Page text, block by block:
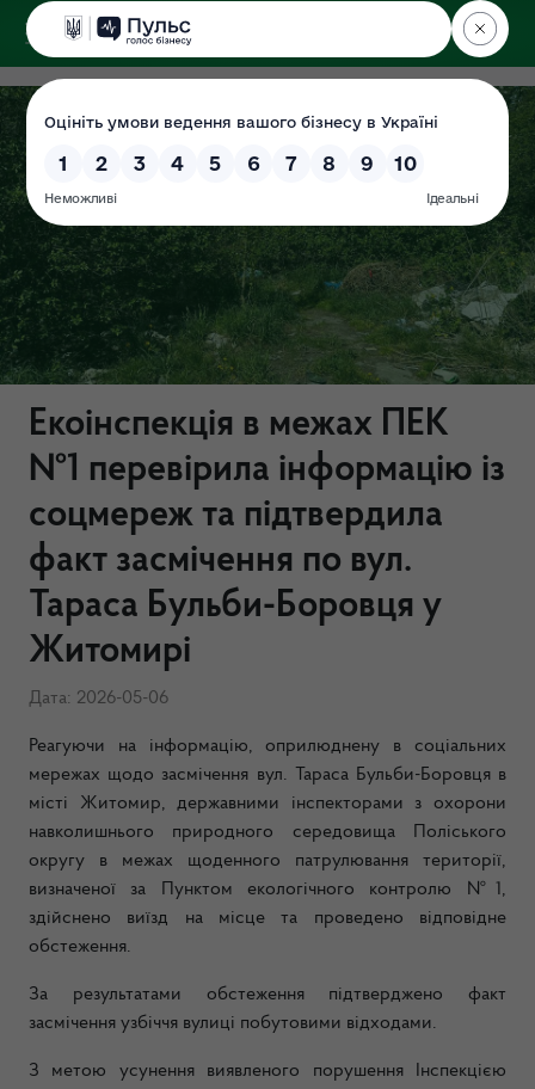
ДЕРЖЕКОІНСПЕКЦІЯ
Поліського округу
Екоінспекція в межах ПЕК
№1 перевірила інформацію із
соцмереж та підтвердила
факт засмічення по вул.
Тараса Бульби-Боровця у
Житомирі
Дата: 2026-05-06
Реагуючи на інформацію, оприлюднену в соціальних
мережах щодо засмічення вул. Тараса Бульби-Боровця в
місті Житомир, державними інспекторами з охорони
навколишнього природного середовища Поліського
округу в межах щоденного патрулювання території,
визначеної за Пунктом екологічного контролю №1,
здійснено виїзд на місце та проведено відповідне
обстеження.
За результатами обстеження підтверджено факт
засмічення узбіччя вулиці побутовими відходами.
З метою усунення виявленого порушення Інспекцією